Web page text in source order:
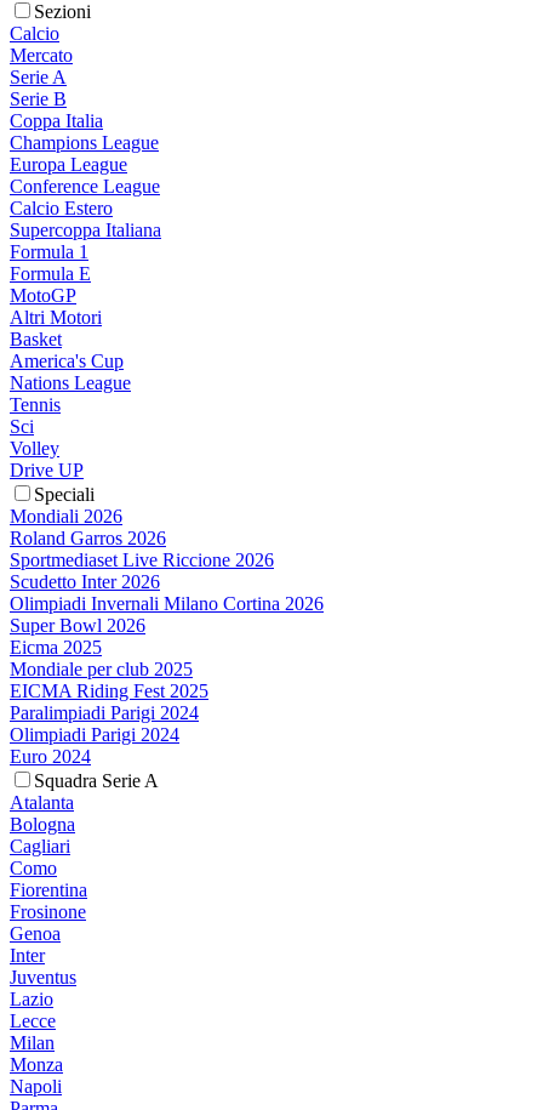
Sezioni
Calcio
Mercato
Serie A
Serie B
Coppa Italia
Champions League
Europa League
Conference League
Calcio Estero
Supercoppa Italiana
Formula 1
Formula E
MotoGP
Altri Motori
Basket
America's Cup
Nations League
Tennis
Sci
Volley
Drive UP
Speciali
Mondiali 2026
Roland Garros 2026
Sportmediaset Live Riccione 2026
Scudetto Inter 2026
Olimpiadi Invernali Milano Cortina 2026
Super Bowl 2026
Eicma 2025
Mondiale per club 2025
EICMA Riding Fest 2025
Paralimpiadi Parigi 2024
Olimpiadi Parigi 2024
Euro 2024
Squadra Serie A
Atalanta
Bologna
Cagliari
Como
Fiorentina
Frosinone
Genoa
Inter
Juventus
Lazio
Lecce
Milan
Monza
Napoli